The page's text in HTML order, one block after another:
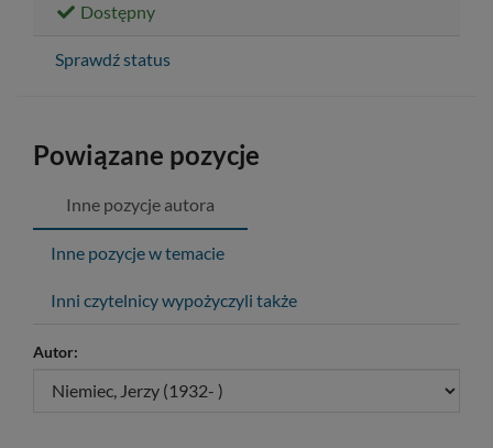
Dostępny
Sprawdź status
Powiązane pozycje
Inne pozycje autora
Inne pozycje w temacie
Inni czytelnicy wypożyczyli także
Autor: